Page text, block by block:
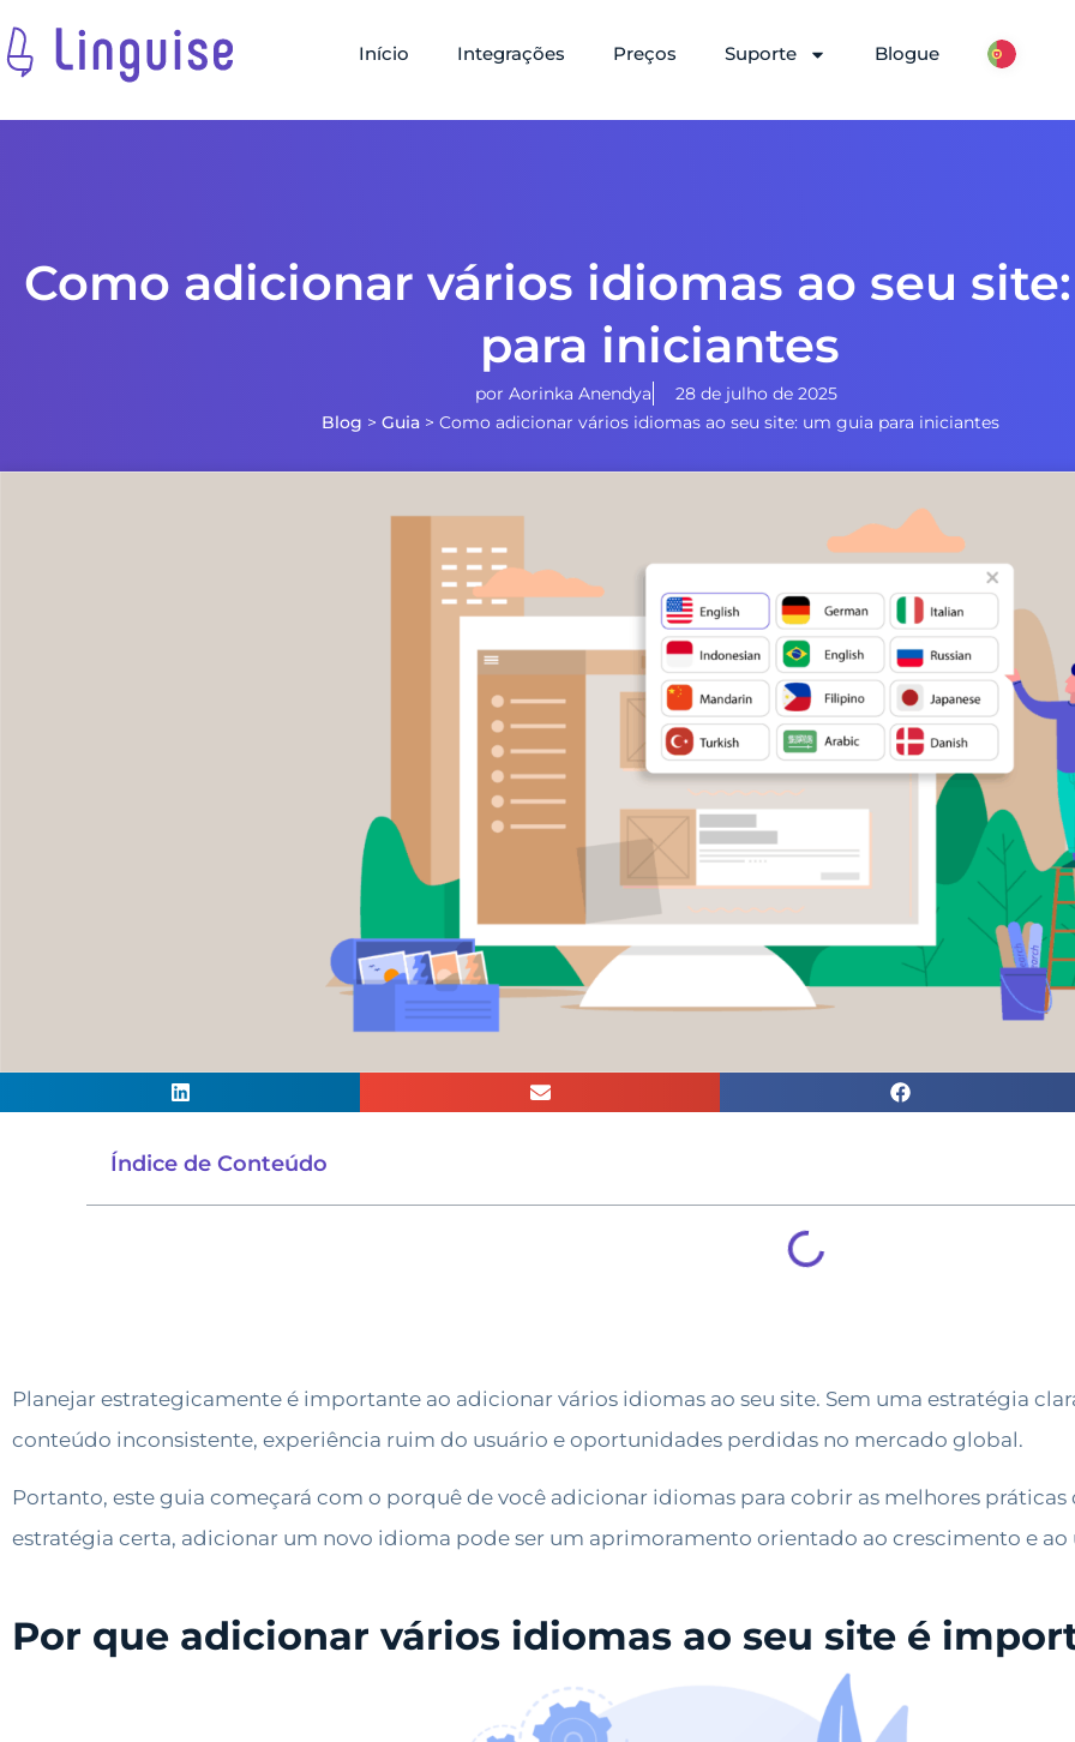
Início Integrações Preços Suporte Blogue
Como adicionar vários idiomas ao seu
para iniciantes
por Aorinka Anendya
28 de julho de 2025
Blog > Guia> Como adicionar vários idiomas ao seu site: um guia para iniciantes
Índice de Conteúdo
Planejar estrategicamente é importante ao adicionar vários idiomas ao seu site. Sem uma estratégia
conteúdo inconsistente, experiência ruim do usuário e oportunidades perdidas no mercado global.
Portanto, este guia começará com o porquê de você adicionar idiomas para cobrir as melhores
estratégia certa, adicionar um novo idioma pode ser um aprimoramento orientado ao crescimento e ao
Por que adicionar vários idiomas ao seu site é